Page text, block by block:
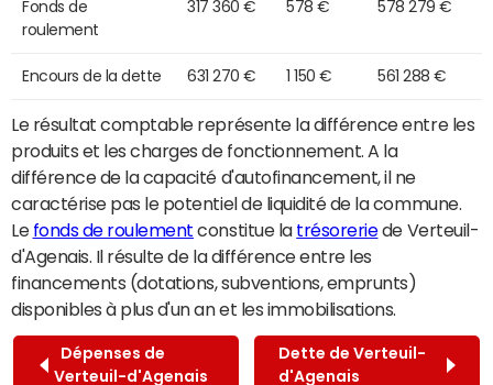
Fonds de
roulement
317 360 € 578 € 578 279 €
Encours de la dette 631 270 € 1 150 € 561 288 €
Le résultat comptable représente la différence entre les
produits et les charges de fonctionnement. A la
différence de la capacité d'autofinancement, il ne
caractérise pas le potentiel de liquidité de la commune.
Le fonds de roulement constitue la trésoreriede Verteuil-
d'Agenais. Il résulte de la différence entre les
financements (dotations, subventions, emprunts)
disponibles à plus d'un an et les immobilisations.
Dépenses de
Verteuil-d'Agenais
Dette de Verteuil-
d'Agenais